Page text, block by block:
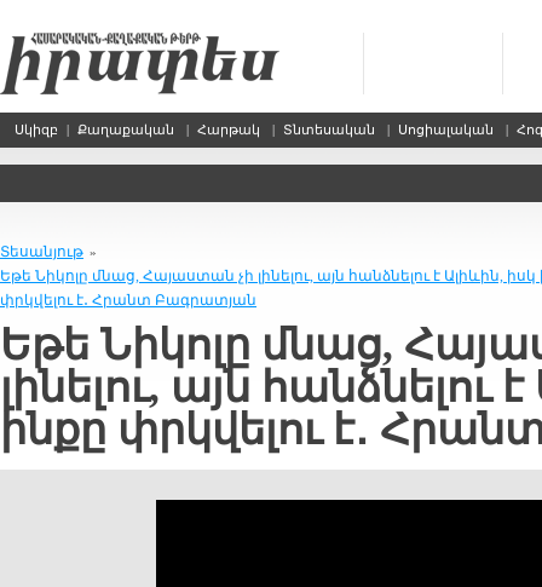
Սկիզբ | Քաղաքական | Հարթակ | Տնտեսական | Սոցիալական |
Տեսանյութ »
Եթե Նիկոլը մնաց, Հայաստան չի լինելու, այն հանձնելու է Ալիևին, իսկ
փրկվելու է․ Հրանտ Բագրատյան
Եթե Նիկոլը մնաց,
լինելու, այն հանձնելու
ինքը փրկվելու է․